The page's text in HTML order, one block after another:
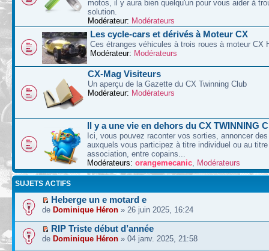
motos, il y aura bien quelqu'un pour vous aider à
solution.
Modérateur: Modérateurs
Les cycle-cars et dérivés à Moteur CX
Ces étranges véhicules à trois roues à moteur CX
Modérateur: Modérateurs
CX-Mag Visiteurs
Un aperçu de la Gazette du CX Twinning Club
Modérateur: Modérateurs
Il y a une vie en dehors du CX TWINNING
Ici, vous pouvez raconter vos sorties, annoncer
auxquels vous participez à titre individuel ou au
association, entre copains...
Modérateurs: orangemecanic Modérateurs
SUJETS ACTIFS
Heberge un e motard e
de Dominique Héron » 26 juin 2025, 16:24
RIP Triste début d’année
de Dominique Héron » 04 janv. 2025, 21:58